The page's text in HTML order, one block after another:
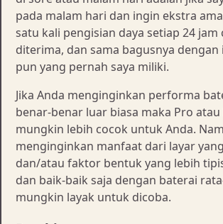
pada malam hari dan ingin ekstra
satu kali pengisian daya setiap 24
diterima, dan sama bagusnya dengan
pun yang pernah saya miliki.
Jika Anda menginginkan performa
benar-benar luar biasa maka Pro
mungkin lebih cocok untuk Anda.
menginginkan manfaat dari layar
dan/atau faktor bentuk yang lebih
dan baik-baik saja dengan baterai
mungkin layak untuk dicoba.